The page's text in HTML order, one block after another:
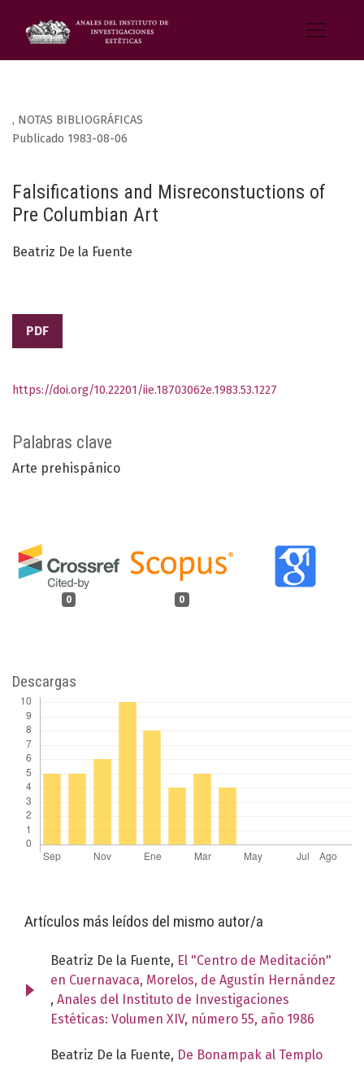
, NOTAS BIBLIOGRÁFICAS
Falsifications and Misreconstuctions of
Pre Columbian Art
Publicado 1983-08-06
Beatriz De la Fuente
PDF
Palabras clave
Arte prehispánico
0 0
https://doi.org/10.22201/iie.18703062e.1983.53.1227
Descargas
Artículos más leídos del mismo autor/a
Beatriz De la Fuente, El "Centro de Meditación"
en Cuernavaca, Morelos, de Agustín Hernández
, Anales del Instituto de Investigaciones
Estéticas: Volumen XIV, número 55, año 1986
Beatriz De la Fuente, De Bonampak al Templo